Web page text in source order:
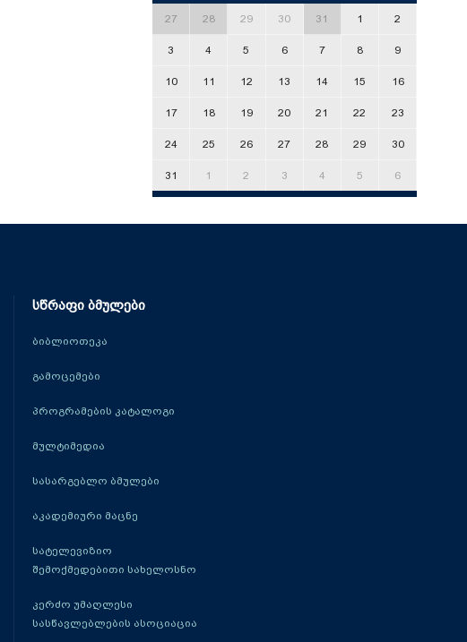
27 28 29 30 31 1 2
3 4 5 6 7 8 9
10 11 12 13 14 15 16
17 18 19 20 21 22 23
24 25 26 27 28 29 30
31 1 2 3 4 5 6
სწრაფი ბმულები
ბიბლიოთეკა
გამოცემები
პროგრამების კატალოგი
მულტიმედია
სასარგებლო ბმულები
აკადემიური მაცნე
სატელევიზიო
შემოქმედებითი სახელოსნო
კერძო უმაღლესი
სასწავლებლების ასოციაცია